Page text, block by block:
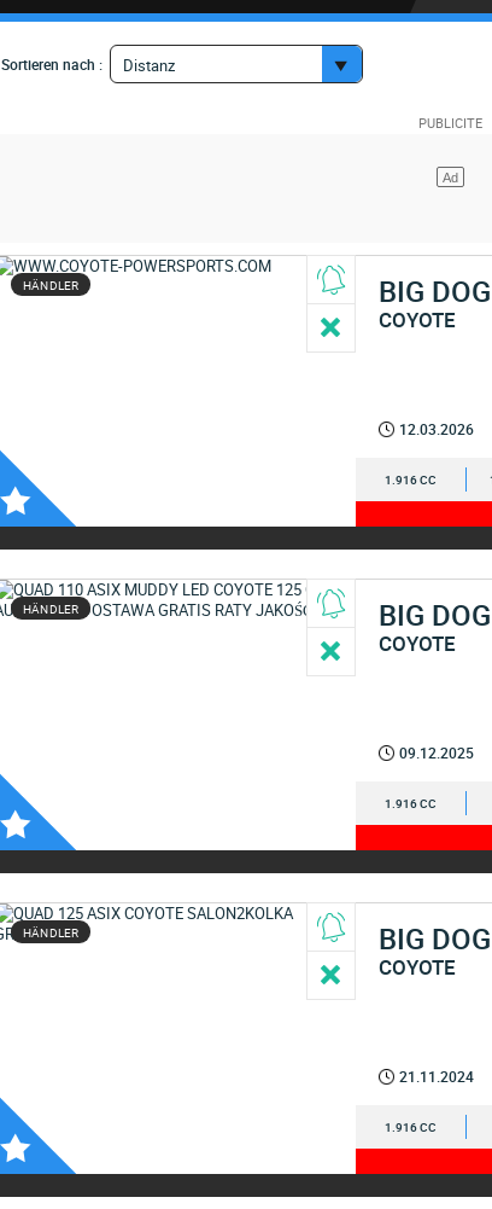
Sortieren nach : Distanz
HÄNDLER BIG DOG
COYOTE
12.03.2026
1.916 CC
HÄNDLER BIG DOG
COYOTE
09.12.2025
1.916 CC
HÄNDLER BIG DOG
COYOTE
21.11.2024
1.916 CC